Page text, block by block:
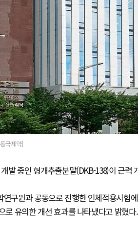
국제약]
발 중인 형개추출분말(DKB-138)이 근력
구원과 공동으로 진행한 인체적용시험
로 유의한 개선 효과를 나타냈다고 밝혔